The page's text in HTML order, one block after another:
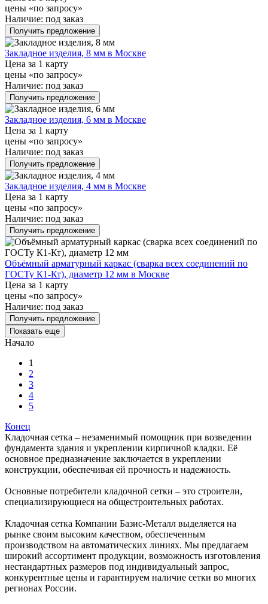
цены «по запросу»
Наличие: под заказ
Получить предложение
Закладное изделия, 8 мм в Москве
Цена за 1 карту
цены «по запросу»
Наличие: под заказ
Получить предложение
Закладное изделия, 6 мм в Москве
Цена за 1 карту
цены «по запросу»
Наличие: под заказ
Получить предложение
Закладное изделия, 4 мм в Москве
Цена за 1 карту
цены «по запросу»
Наличие: под заказ
Получить предложение
Объёмный арматурный каркас (сварка всех соединений по
ГОСТу К1-Кт), диаметр 12 мм в Москве
Цена за 1 карту
цены «по запросу»
Наличие: под заказ
Получить предложение
Показать еще
Начало
1
2
3
4
5
Конец
Кладочная сетка – незаменимый помощник при возведении
фундамента здания и укреплении кирпичной кладки. Её
основное предназначение заключается в укреплении
конструкции, обеспечивая ей прочность и надежность.
Основные потребители кладочной сетки – это строители,
специализирующиеся на общестроительных работах.
Кладочная сетка Компании Базис-Металл выделяется на
рынке своим высоким качеством, обеспеченным
производством на автоматических линиях. Мы предлагаем
широкий ассортимент продукции, возможность изготовления
нестандартных размеров под индивидуальный запрос,
конкурентные цены и гарантируем наличие сетки во многих
регионах России.